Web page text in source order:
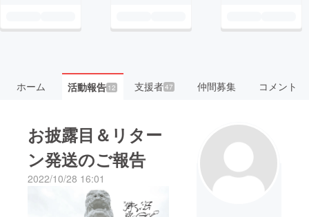
ホーム 活動報告12 支援者47 仲間募集 コメント
お披露目＆リター
ン発送のご報告
2022/10/28 16:01